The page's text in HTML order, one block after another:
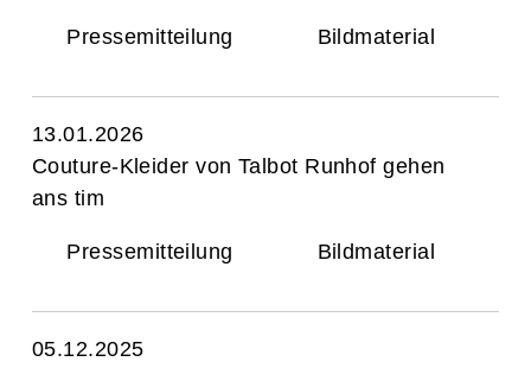
Pressemitteilung Bildmaterial
13.01.2026
Couture-Kleider von Talbot Runhof gehen
ans tim
Pressemitteilung Bildmaterial
05.12.2025